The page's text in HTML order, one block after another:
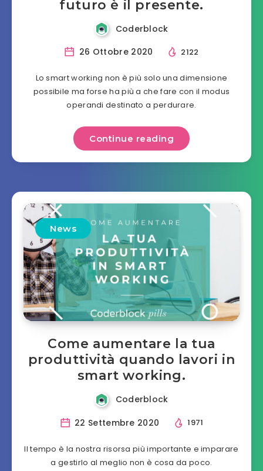
futuro è il presente.
Coderblock
26 Ottobre 2020
2122
Lo smart working non è più solo una dimensione
possibile ma forse ha più a che fare con il modus
operandi destinato a perdurare.
Continue reading
News
Come aumentare la tua
produttività quando lavori in
smart working.
Coderblock
22 Settembre 2020
1971
Il tempo è la nostra risorsa più importante e imparare
a gestirlo al meglio non è cosa da poco.